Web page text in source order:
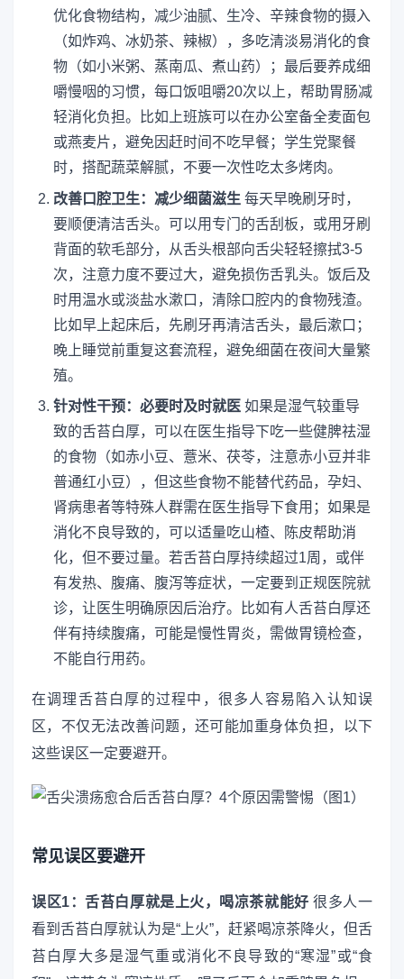
优化食物结构，减少油腻、生冷、辛辣食物的摄入
（如炸鸡、冰奶茶、辣椒），多吃清淡易消化的食
物（如小米粥、蒸南瓜、煮山药）；最后要养成细
嚼慢咽的习惯，每口饭咀嚼20次以上，帮助胃肠减
轻消化负担。比如上班族可以在办公室备全麦面包
或燕麦片，避免因赶时间不吃早餐；学生党聚餐
时，搭配蔬菜解腻，不要一次性吃太多烤肉。
改善口腔卫生：减少细菌滋生 每天早晚刷牙时，
要顺便清洁舌头。可以用专门的舌刮板，或用牙刷
背面的软毛部分，从舌头根部向舌尖轻轻擦拭3-5
次，注意力度不要过大，避免损伤舌乳头。饭后及
时用温水或淡盐水漱口，清除口腔内的食物残渣。
比如早上起床后，先刷牙再清洁舌头，最后漱口；
晚上睡觉前重复这套流程，避免细菌在夜间大量繁
殖。
针对性干预：必要时及时就医 如果是湿气较重导
致的舌苔白厚，可以在医生指导下吃一些健脾祛湿
的食物（如赤小豆、薏米、茯苓，注意赤小豆并非
普通红小豆），但这些食物不能替代药品，孕妇、
肾病患者等特殊人群需在医生指导下食用；如果是
消化不良导致的，可以适量吃山楂、陈皮帮助消
化，但不要过量。若舌苔白厚持续超过1周，或伴
有发热、腹痛、腹泻等症状，一定要到正规医院就
诊，让医生明确原因后治疗。比如有人舌苔白厚还
伴有持续腹痛，可能是慢性胃炎，需做胃镜检查，
不能自行用药。
在调理舌苔白厚的过程中，很多人容易陷入认知误
区，不仅无法改善问题，还可能加重身体负担，以下
这些误区一定要避开。
常见误区要避开
误区1：舌苔白厚就是上火，喝凉茶就能好 很多人一
看到舌苔白厚就认为是“上火”，赶紧喝凉茶降火，但舌
苔白厚大多是湿气重或消化不良导致的“寒湿”或“食